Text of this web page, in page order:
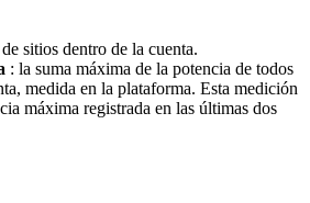
sitios dentro de la cuenta.
: la suma máxima de la potencia de todos
medida en la plataforma. Esta medición
máxima registrada en las últimas dos